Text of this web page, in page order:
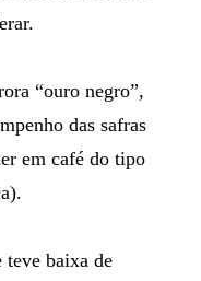
“ouro negro”,
das safras
em café do tipo
baixa de